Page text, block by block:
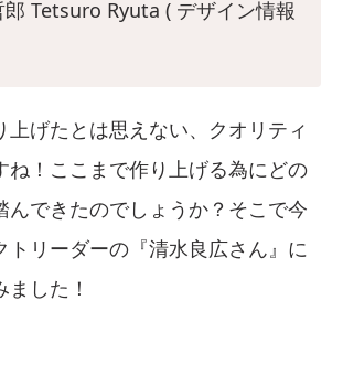
Tetsuro Ryuta ( デザイン情報
上げたとは思えない、クオリティ
ね！ここまで作り上げる為にどの
んできたのでしょうか？そこで今
トリーダーの『清水良広さん』に
した！